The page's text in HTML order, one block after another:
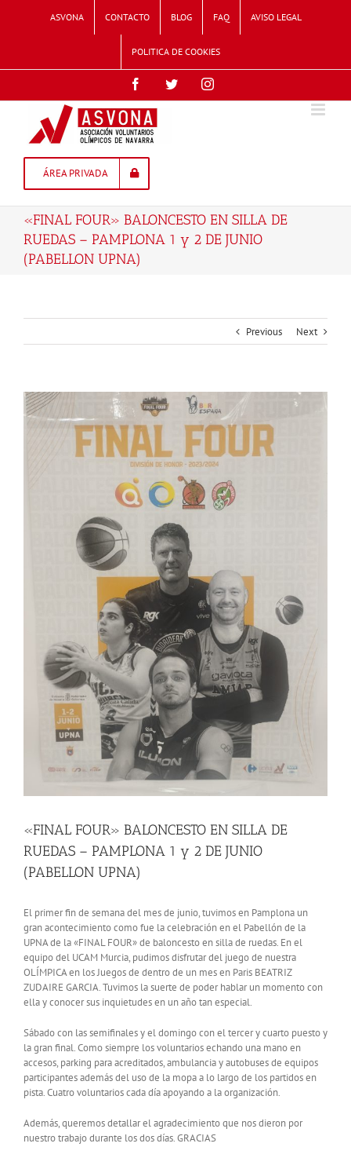
ASVONA CONTACTO BLOG FAQ AVISO LEGAL
POLITICA DE COOKIES
FacebookTwitterInstagram
ÁREA PRIVADA
«FINAL FOUR» BALONCESTO EN SILLA DE
RUEDAS – PAMPLONA 1 y 2 DE JUNIO
(PABELLON UPNA)
Previous Next
View
Larger
Image
«FINAL FOUR» BALONCESTO EN SILLA DE
RUEDAS – PAMPLONA 1 y 2 DE JUNIO
(PABELLON UPNA)
El primer fin de semana del mes de junio, tuvimos en Pamplona un
gran acontecimiento como fue la celebración en el Pabellón de la
UPNA de la «FINAL FOUR» de baloncesto en silla de ruedas. En el
equipo del UCAM Murcia, pudimos disfrutar del juego de nuestra
OLÍMPICA en los Juegos de dentro de un mes en Paris BEATRIZ
ZUDAIRE GARCIA. Tuvimos la suerte de poder hablar un momento con
ella y conocer sus inquietudes en un año tan especial.
Sábado con las semifinales y el domingo con el tercer y cuarto puesto y
la gran final. Como siempre los voluntarios echando una mano en
accesos, parking para acreditados, ambulancia y autobuses de equipos
participantes además del uso de la mopa a lo largo de los partidos en
pista. Cuatro voluntarios cada día apoyando a la organización.
Además, queremos detallar el agradecimiento que nos dieron por
nuestro trabajo durante los dos días. GRACIAS